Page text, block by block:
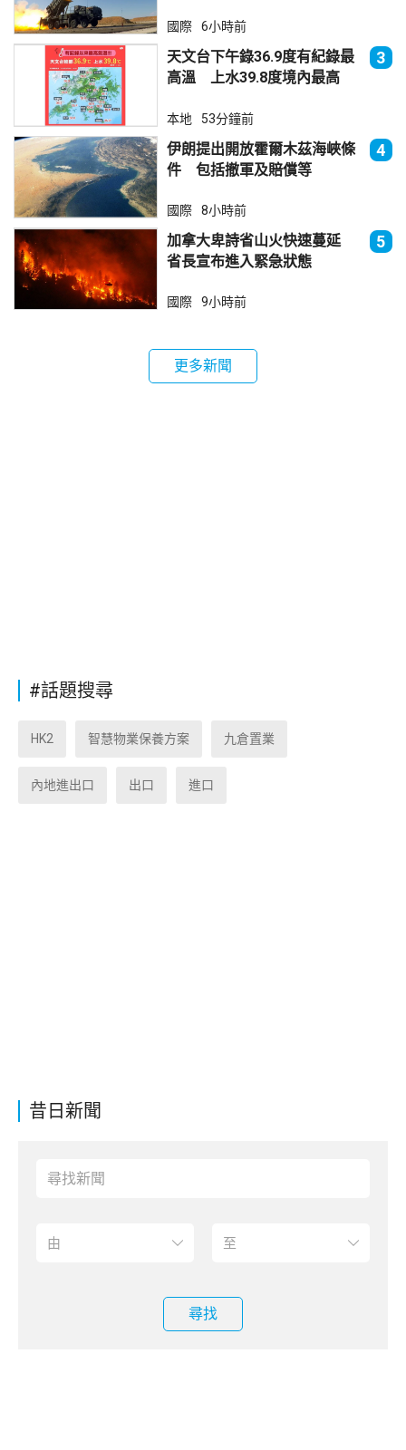
昔日新聞
尋找
國際 6小時前
天文台下午錄36.9度有紀錄最
高溫 上水39.8度境內最高
3
本地 53分鐘前
伊朗提出開放霍爾木茲海峽條
件 包括撤軍及賠償等
4
國際 8小時前
加拿大卑詩省山火快速蔓延
省長宣布進入緊急狀態
5
國際 9小時前
更多新聞
#話題搜尋
HK2 智慧物業保養方案 九倉置業
內地進出口 出口 進口